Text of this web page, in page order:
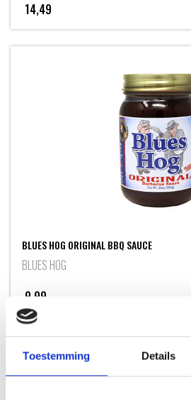
Toestemming Details
14,49
BLUES HOG ORIGINAL BBQ SAUCE
BLUES HOG
9,99